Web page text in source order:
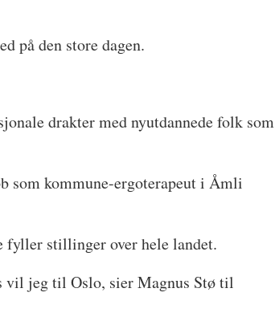
på den store dagen.
drakter med nyutdannede folk som
som kommune-ergoterapeut i Åmli
fyller stillinger over hele landet.
vil jeg til Oslo, sier Magnus Stø til